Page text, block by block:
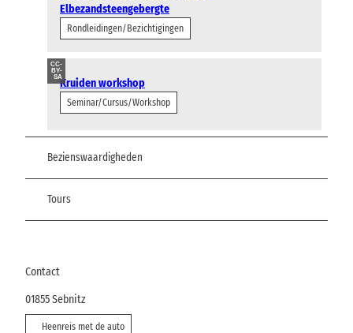
Elbezandsteengebergte
Rondleidingen/Bezichtigingen
CC-
BY-
SAKruiden workshop
Seminar/Cursus/Workshop
Bezienswaardigheden
Tours
Contact
01855Sebnitz
Heenreis met de auto